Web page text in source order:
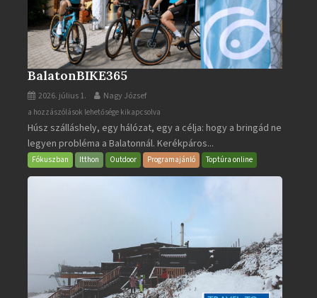
BalatonBIKE365
2026. július 1. Nagy József
BalatonBIKE365
bejegyzéshez
a hozzászólások lehetősége kikapcsolva
Húsz szálláshely, egy hálózat, egy a célja: hogy a bringád ne
legyen probléma a Balatonnál. Kerékpáros...
Fókuszban Itthon Outdoor Programajánló Toptúra online